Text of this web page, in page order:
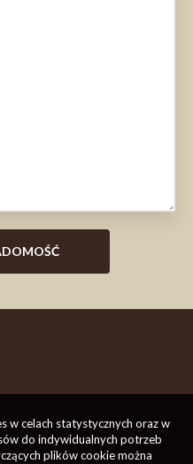
w celach statystycznych oraz w
do indywidualnych potrzeb
plików cookie można